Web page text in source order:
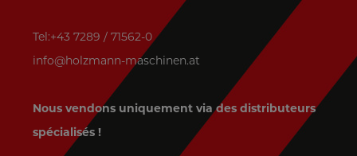
Tel:+43 7289 / 71562-0
info@holzmann-maschinen.at
Nous vendons uniquement via des distributeurs
spécialisés !